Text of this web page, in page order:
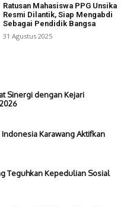
Ratusan Mahasiswa PPG Unsika
Resmi Dilantik, Siap Mengabdi
Sebagai Pendidik Bangsa
31 Agustus 2025
Sinergi dengan Kejari
Karawang Aktifkan
Teguhkan Kepedulian Sosial